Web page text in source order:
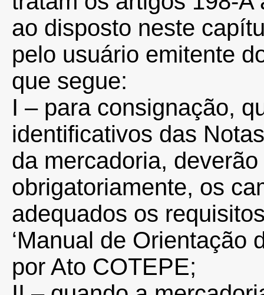
ao disposto neste
pelo usuário emitente
que segue:
I – para consignação,
identificativos das
da mercadoria,
obrigatoriamente, os
adequados os
‘Manual de Orientação
por Ato COTEPE;